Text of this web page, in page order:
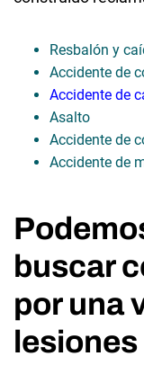
Resbalón y
Accidente de
Accidente de
Asalto
Accidente de
Accidente de
buscar
por una